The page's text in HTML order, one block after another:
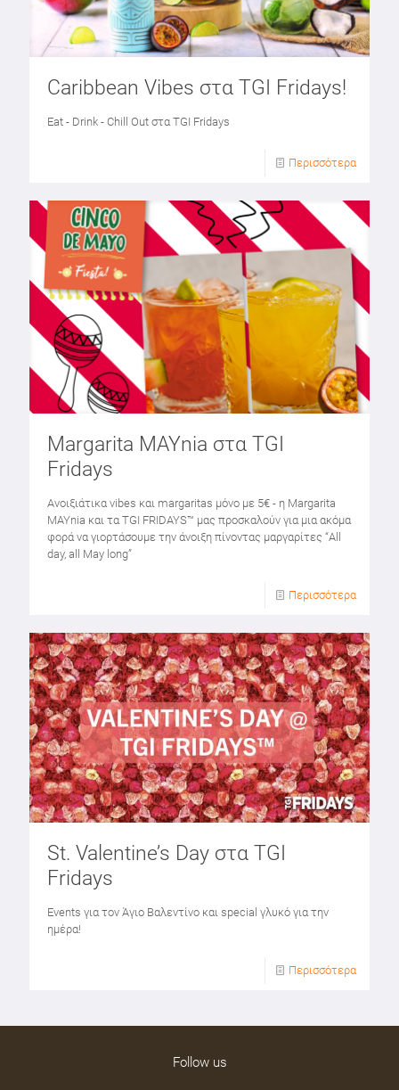
Caribbean Vibes στα TGI Fridays!
Eat - Drink - Chill Out στα TGI Fridays
Περισσότερα
Margarita MAYnia στα TGI
Fridays
Ανοιξιάτικα vibes και margaritas μόνο με 5€ - η Margarita
MAYnia και τα TGI FRIDAYS™ μας προσκαλούν για μια ακόμα
φορά να γιορτάσουμε την άνοιξη πίνοντας μαργαρίτες “All
day, all May long”
Περισσότερα
St. Valentine’s Day στα TGI
Fridays
Events για τον Άγιο Βαλεντίνο και special γλυκό για την
ημέρα!
Περισσότερα
Follow us